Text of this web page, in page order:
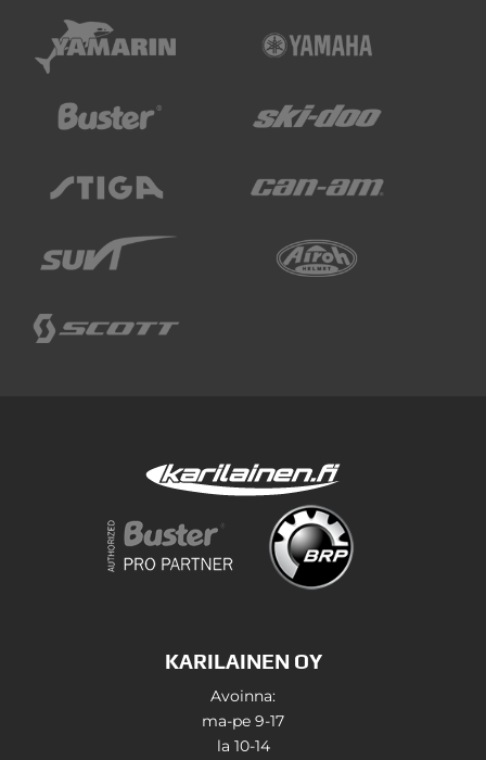
KARILAINEN OY
Avoinna:
ma-pe 9-17
la 10-14